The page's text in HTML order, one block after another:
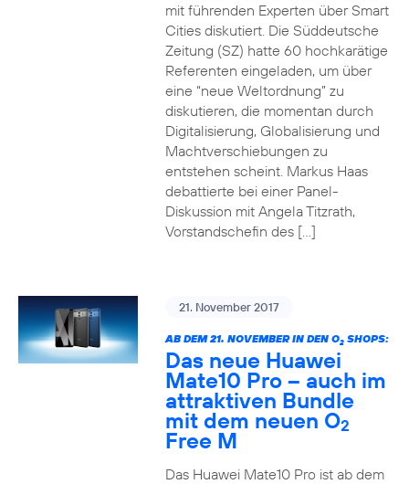
mit führenden Experten über Smart
Cities diskutiert. Die Süddeutsche
Zeitung (SZ) hatte 60 hochkarätige
Referenten eingeladen, um über
eine “neue Weltordnung” zu
diskutieren, die momentan durch
Digitalisierung, Globalisierung und
Machtverschiebungen zu
entstehen scheint. Markus Haas
debattierte bei einer Panel-
Diskussion mit Angela Titzrath,
Vorstandschefin des […]
21. November 2017
AB DEM 21. NOVEMBER IN DEN O2SHOPS:
Das neue Huawei
Mate10 Pro – auch im
attraktiven Bundle
mit dem neuen O2
Free M
Das Huawei Mate10 Pro ist ab dem